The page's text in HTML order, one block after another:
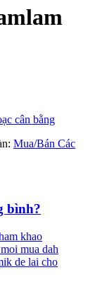
cân bằng
Mua/Bán Các
bình?
khao
mua dah
de lai cho